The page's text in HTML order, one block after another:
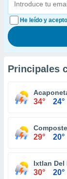
He leído y
Principales
34° 24°
29° 20°
Ixtlan Del
30° 20°